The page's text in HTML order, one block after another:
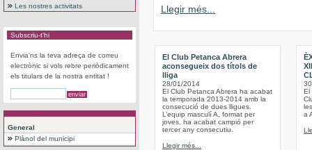
Les nostres activitats
Subscriu-t'hi
Envia'ns la teva adreça de correu
electrònic si vols rebre periòdicament
els titulars de la nostra entitat !
General
Plànol del municipi
Llegir més...
El Club Petanca Abrera
aconsegueix dos títols de
lliga
28/01/2014
El Club Petanca Abrera ha acabat
la temporada 2013-2014 amb la
consecució de dues lligues.
L’equip masculí A, format per
joves, ha acabat campió per
tercer any consecutiu.
Llegir més...
El
a